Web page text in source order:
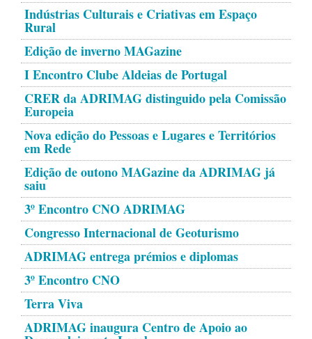
Indústrias Culturais e Criativas em Espaço
Rural
Edição de inverno MAGazine
I Encontro Clube Aldeias de Portugal
CRER da ADRIMAG distinguido pela Comissão
Europeia
Nova edição do Pessoas e Lugares e Territórios
em Rede
Edição de outono MAGazine da ADRIMAG já
saiu
3º Encontro CNO ADRIMAG
Congresso Internacional de Geoturismo
ADRIMAG entrega prémios e diplomas
3º Encontro CNO
Terra Viva
ADRIMAG inaugura Centro de Apoio ao